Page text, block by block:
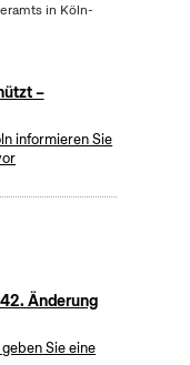
in Köln-
–
informieren Sie
Änderung
Sie eine